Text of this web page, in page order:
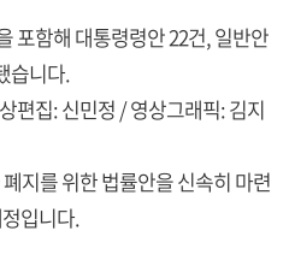
포함해 대통령령안 22건, 일반안
습니다.
편집: 신민정 / 영상그래픽: 김지
지를 위한 법률안을 신속히 마련
입니다.